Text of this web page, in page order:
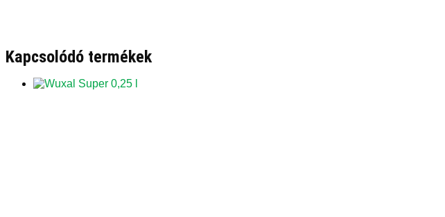
Kapcsolódó termékek